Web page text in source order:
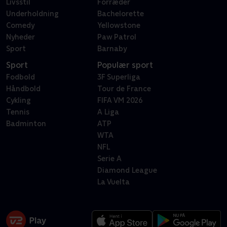
Livsstil
Underholdning
Comedy
Nyheder
Sport
Forræder
Bachelorette
Yellowstone
Paw Patrol
Barnaby
Sport
Fodbold
Håndbold
Cykling
Tennis
Badminton
Populær sport
3F Superliga
Tour de France
FIFA VM 2026
A Liga
ATP
WTA
NFL
Serie A
Diamond League
La Vuelta